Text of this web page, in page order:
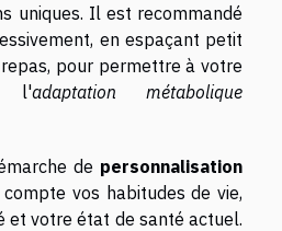
uniques. Il est recommandé
en espaçant petit
pour permettre à votre
l'adaptation métabolique
de personnalisation
vos habitudes de vie,
et votre état de santé actuel.